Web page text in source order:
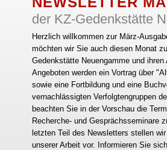
der KZ-Gedenkstätte
Herzlich willkommen zur März-
möchten wir Sie auch diesen Monat
Gedenkstätte Neuengamme und
Angeboten werden ein Vortrag über
sowie eine Fortbildung und eine
vernachlässigten Verfolgtengruppen
beachten Sie in der Vorschau die
Recherche- und Gesprächsseminare
letzten Teil des Newsletters stellen
unserer Arbeit vor. Informieren Sie